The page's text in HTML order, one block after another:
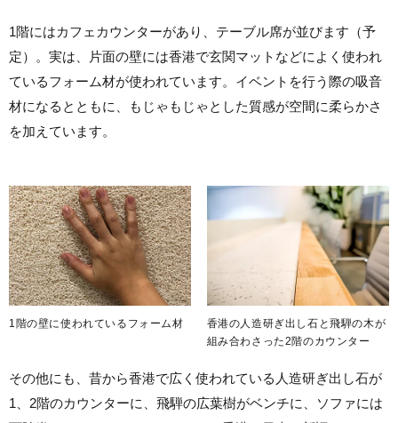
1階にはカフェカウンターがあり、テーブル席が並びます（予
定）。実は、片面の壁には香港で玄関マットなどによく使われ
ているフォーム材が使われています。イベントを行う際の吸音
材になるとともに、もじゃもじゃとした質感が空間に柔らかさ
を加えています。
1階の壁に使われているフォーム材
香港の人造研ぎ出し石と飛騨の木が
組み合わさった2階のカウンター
その他にも、昔から香港で広く使われている人造研ぎ出し石が
1、2階のカウンターに、飛騨の広葉樹がベンチに、ソファには